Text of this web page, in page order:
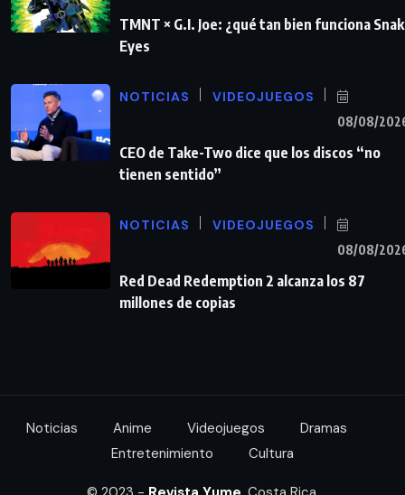
TMNT × G.I. Joe: ¿qué tan bien funciona
Eyes
NOTICIAS VIDEOJUEGOS
08/08/
CEO de Take-Two dice que los discos “no
tienen sentido”
NOTICIAS VIDEOJUEGOS
08/08/
Red Dead Redemption 2 alcanza los 87
millones de copias
Noticias Anime Videojuegos
Dramas
Entretenimiento
Cultura